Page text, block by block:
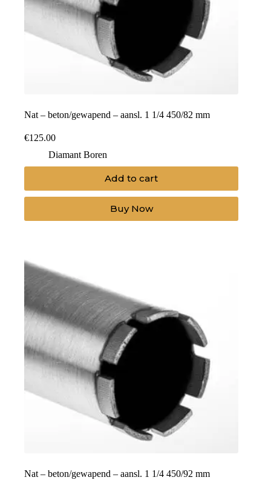
Nat – beton/gewapend – aansl. 1 1/4 450/82 mm
€125.00
Diamant Boren
Add to cart
Buy Now
Nat – beton/gewapend – aansl. 1 1/4 450/92 mm